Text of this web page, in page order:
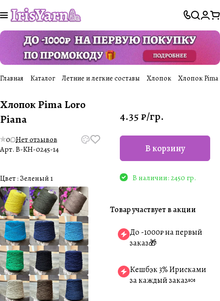
Главная Каталог Летние и легкие составы Хлопок Хлопок Pima
Хлопок Pima Loro
Piana
0 Нет отзывов
Арт. B-KH-0245-14
Цвет : Зеленый 1
4.35 ₽/гр.
В корзину
В наличии: 2450 гр.
Товар участвует в акции
До -1000₽ на первый
заказ🎁
Кешбэк 3% Ирисками
за каждый заказ🍬